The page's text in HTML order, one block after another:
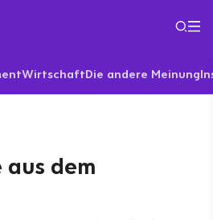
WirtschaftDie andere Meinung
dem